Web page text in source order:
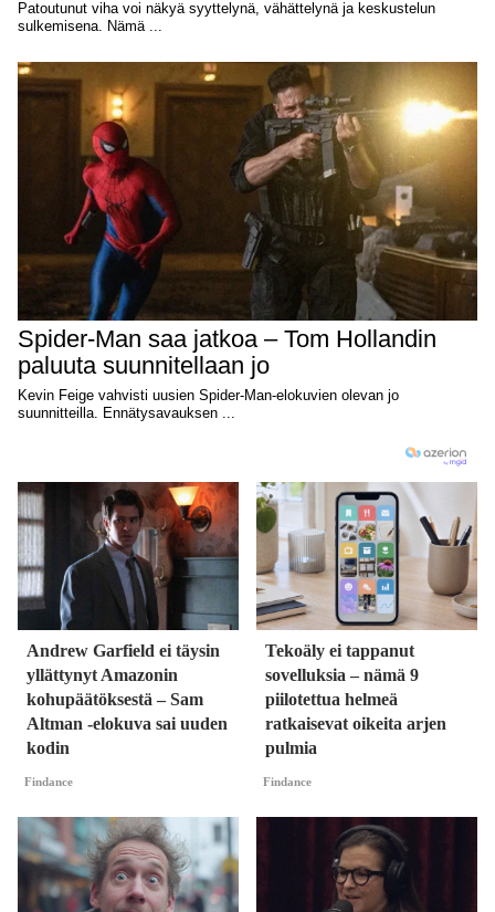
Andrew Garfield ei täysin
yllättynyt Amazonin
kohupäätöksestä – Sam
Altman -elokuva sai uuden
kodin
Findance
Tekoäly ei tappanut
sovelluksia – nämä 9
piilotettua helmeä
ratkaisevat oikeita arjen
pulmia
Findance